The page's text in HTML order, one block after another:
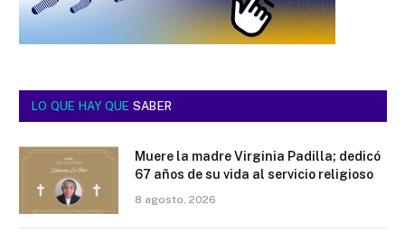
LO QUE HAY QUE SABER
Muere la madre Virginia Padilla; dedicó
67 años de su vida al servicio religioso
8 agosto, 2026